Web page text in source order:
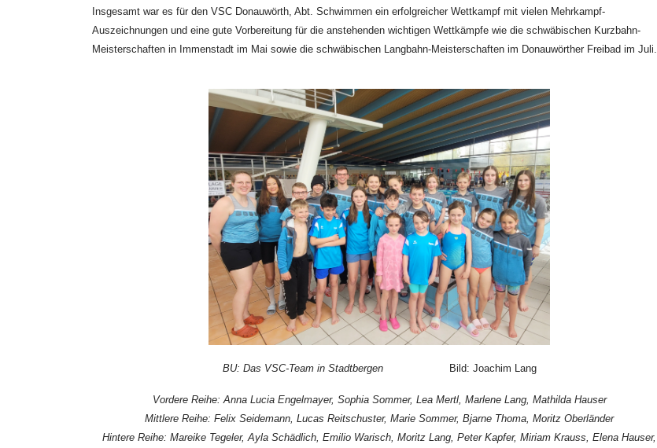
Insgesamt war es für den VSC Donauwörth, Abt. Schwimmen ein erfolgreicher Wettkampf mit vielen Mehrkampf-
Auszeichnungen und eine gute Vorbereitung für die anstehenden wichtigen Wettkämpfe wie die schwäbischen Kurzbahn-
Meisterschaften in Immenstadt im Mai sowie die schwäbischen Langbahn-Meisterschaften im Donauwörther Freibad im Juli.
BU: Das VSC-Team in Stadtbergen Bild: Joachim Lang
Vordere Reihe: Anna Lucia Engelmayer, Sophia Sommer, Lea Mertl, Marlene Lang, Mathilda Hauser
Mittlere Reihe: Felix Seidemann, Lucas Reitschuster, Marie Sommer, Bjarne Thoma, Moritz Oberländer
Hintere Reihe: Mareike Tegeler, Ayla Schädlich, Emilio Warisch, Moritz Lang, Peter Kapfer, Miriam Krauss, Elena Hauser,